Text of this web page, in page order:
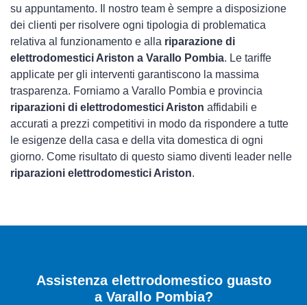
su appuntamento. Il nostro team è sempre a disposizione
dei clienti per risolvere ogni tipologia di problematica
relativa al funzionamento e alla riparazione di
elettrodomestici Ariston a Varallo Pombia. Le tariffe
applicate per gli interventi garantiscono la massima
trasparenza. Forniamo a Varallo Pombia e provincia
riparazioni di elettrodomestici Ariston affidabili e
accurati a prezzi competitivi in modo da rispondere a tutte
le esigenze della casa e della vita domestica di ogni
giorno. Come risultato di questo siamo diventi leader nelle
riparazioni elettrodomestici Ariston.
Assistenza elettrodomestico guasto
a Varallo Pombia?